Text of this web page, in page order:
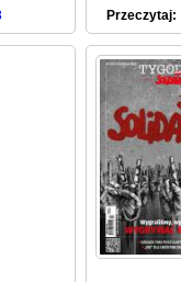
Przeczytaj: